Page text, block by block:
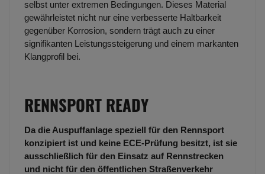
selbst unter extremen Bedingungen. Dieses Material
gewährleistet nicht nur eine verbesserte Haltbarkeit
gegenüber Korrosion, sondern trägt auch zu einer
signifikanten Leistungssteigerung und einem markanten
Klangprofil bei.
RENNSPORT READY
Da die Auspuffanlage speziell für den Rennsport
konzipiert ist und keine ECE-Prüfung besitzt, ist sie
ausschließlich für den Einsatz auf Rennstrecken
und nicht für den öffentlichen Straßenverkehr